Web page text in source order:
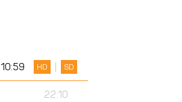
10:59 HD SD
22:10